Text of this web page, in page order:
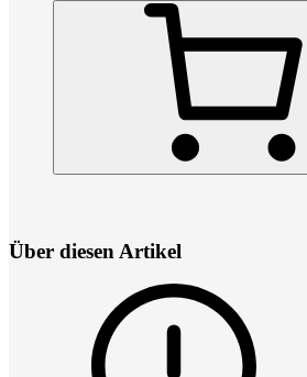
Über diesen Artikel